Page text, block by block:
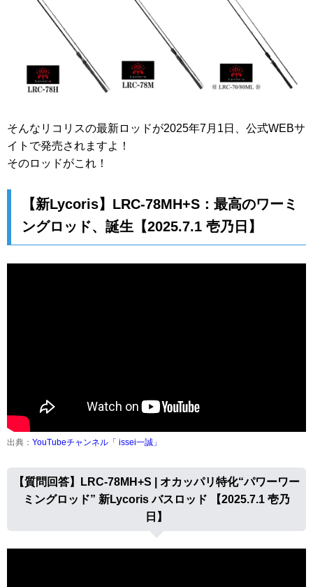
そんなリコリスの最新ロッドが2025年7月1日、公式WEBサ
イトで発売されますよ！
そのロッドがこれ！
【新Lycoris】LRC-78MH+S：最高のワーミ
ングロッド、誕生【2025.7.1 壱乃日】
出典： YouTubeチャンネル「 issei一誠」
【質問回答】LRC-78MH+S | オカッパリ特化“パワーワー
ミングロッド” 新Lycoris バスロッド 【2025.7.1 壱乃
日】